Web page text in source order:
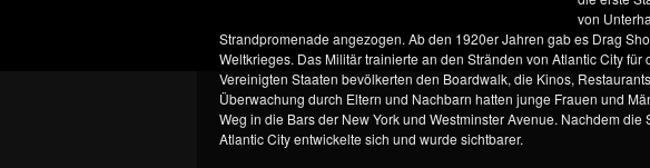
von
Strandpromenade angezogen. Ab den 1920er Jahren gab es Drag
Weltkrieges. Das Militär trainierte an den Stränden von Atlantic City
Vereinigten Staaten bevölkerten den Boardwalk, die Kinos,
Überwachung durch Eltern und Nachbarn hatten junge Frauen und
Weg in die Bars der New York und Westminster Avenue. Nachdem
Atlantic City entwickelte sich und wurde sichtbarer.